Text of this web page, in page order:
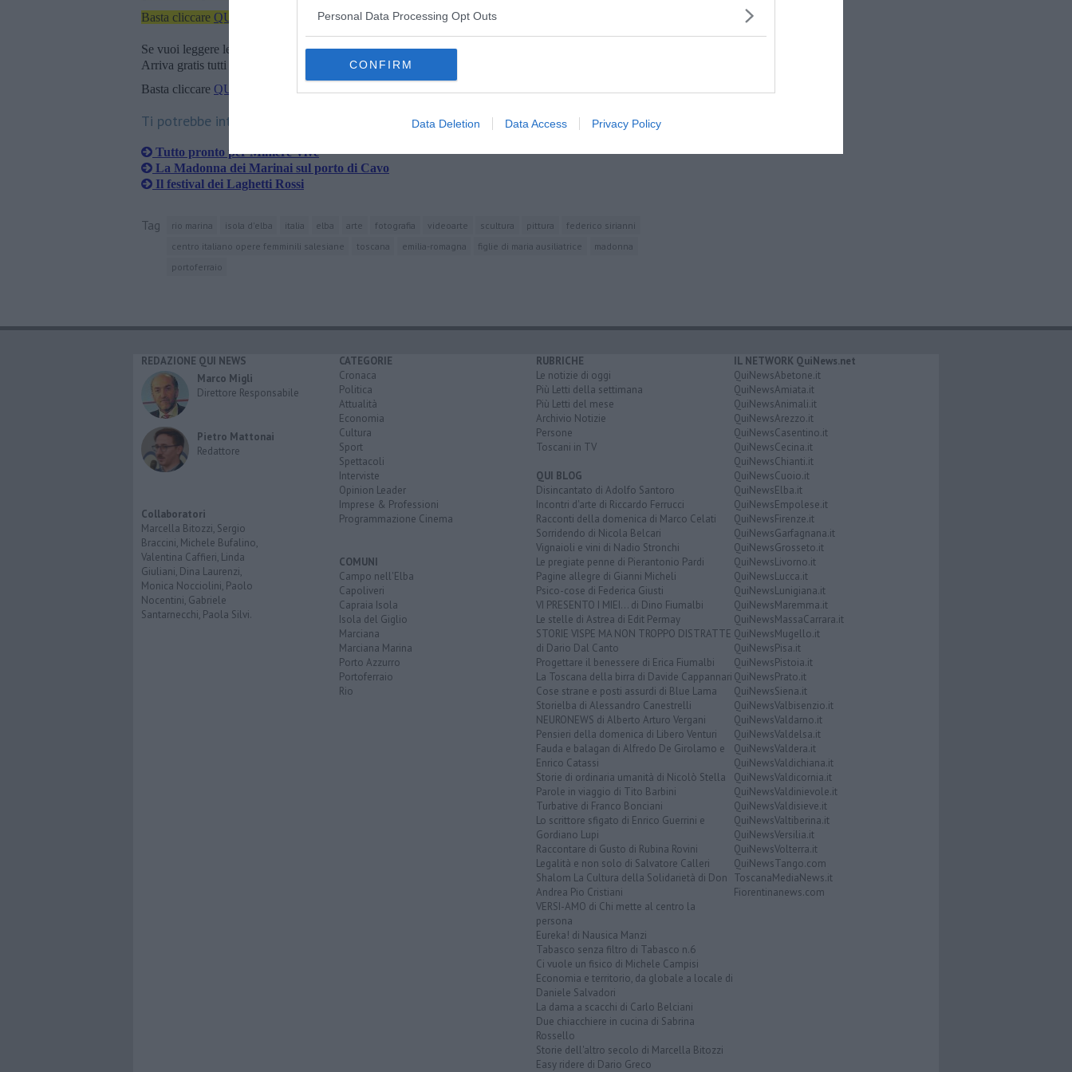
Personal Data Processing Opt Outs
CONFIRM
Data Deletion Data Access Privacy Policy
Basta cliccare QUI
Se vuoi leggere le notizie principali della Toscana iscriviti allaNewsletter QUInews - ToscanaMedia.
Arriva gratis tutti i giorni alle 20:00 direttamente nella tua casella di posta.
Basta cliccare QUI
Ti potrebbe interessare anche:
​Tutto pronto per Miniere Vive
La Madonna dei Marinai sul porto di Cavo
Il festival dei Laghetti Rossi
Tag rio marina isola d'elba italia elba arte fotografia videoarte scultura pittura
federico sirianni
centro italiano opere femminili salesiane
toscana emilia-romagna figlie di maria ausiliatrice
madonna
portoferraio
REDAZIONE QUI NEWS
Marco Migli
Direttore Responsabile
Pietro Mattonai
Redattore
Collaboratori
Marcella Bitozzi, Sergio
Braccini, Michele Bufalino,
Valentina Caffieri, Linda
Giuliani, Dina Laurenzi,
Monica Nocciolini, Paolo
Nocentini, Gabriele
Santarnecchi, Paola Silvi.
CATEGORIE
Cronaca
Politica
Attualità
Economia
Cultura
Sport
Spettacoli
Interviste
Opinion Leader
Imprese & Professioni
Programmazione Cinema
COMUNI
Campo nell'Elba
Capoliveri
Capraia Isola
Isola del Giglio
Marciana
Marciana Marina
Porto Azzurro
Portoferraio
Rio
RUBRICHE
Le notizie di oggi
Più Letti della settimana
Più Letti del mese
Archivio Notizie
Persone
Toscani in TV
QUI BLOG
Disincantato di Adolfo Santoro
Incontri d'arte di Riccardo Ferrucci
Racconti della domenica di Marco Celati
Sorridendo di Nicola Belcari
Vignaioli e vini di Nadio Stronchi
Le pregiate penne di Pierantonio Pardi
Pagine allegre di Gianni Micheli
Psico-cose di Federica Giusti
VI PRESENTO I MIEI... di Dino Fiumalbi
Le stelle di Astrea di Edit Permay
STORIE VISPE MA NON TROPPO DISTRATTE
di Dario Dal Canto
Progettare il benessere di Erica Fiumalbi
La Toscana della birra di Davide Cappannari
Cose strane e posti assurdi di Blue Lama
Storielba di Alessandro Canestrelli
NEURONEWS di Alberto Arturo Vergani
Pensieri della domenica di Libero Venturi
Fauda e balagan di Alfredo De Girolamo e
Enrico Catassi
Storie di ordinaria umanità di Nicolò Stella
Parole in viaggio di Tito Barbini
Turbative di Franco Bonciani
Lo scrittore sfigato di Enrico Guerrini e
Gordiano Lupi
Raccontare di Gusto di Rubina Rovini
Legalità e non solo di Salvatore Calleri
Shalom La Cultura della Solidarietà di Don
Andrea Pio Cristiani
VERSI-AMO di Chi mette al centro la
persona
Eureka! di Nausica Manzi
Tabasco senza filtro di Tabasco n.6
Ci vuole un fisico di Michele Campisi
Economia e territorio, da globale a locale di
Daniele Salvadori
La dama a scacchi di Carlo Belciani
Due chiacchiere in cucina di Sabrina
Rossello
Storie dell'altro secolo di Marcella Bitozzi
Easy ridere di Dario Greco
IL NETWORK QuiNews.net
QuiNewsAbetone.it
QuiNewsAmiata.it
QuiNewsAnimali.it
QuiNewsArezzo.it
QuiNewsCasentino.it
QuiNewsCecina.it
QuiNewsChianti.it
QuiNewsCuoio.it
QuiNewsElba.it
QuiNewsEmpolese.it
QuiNewsFirenze.it
QuiNewsGarfagnana.it
QuiNewsGrosseto.it
QuiNewsLivorno.it
QuiNewsLucca.it
QuiNewsLunigiana.it
QuiNewsMaremma.it
QuiNewsMassaCarrara.it
QuiNewsMugello.it
QuiNewsPisa.it
QuiNewsPistoia.it
QuiNewsPrato.it
QuiNewsSiena.it
QuiNewsValbisenzio.it
QuiNewsValdarno.it
QuiNewsValdelsa.it
QuiNewsValdera.it
QuiNewsValdichiana.it
QuiNewsValdicornia.it
QuiNewsValdinievole.it
QuiNewsValdisieve.it
QuiNewsValtiberina.it
QuiNewsVersilia.it
QuiNewsVolterra.it
QuiNewsTango.com
ToscanaMediaNews.it
Fiorentinanews.com